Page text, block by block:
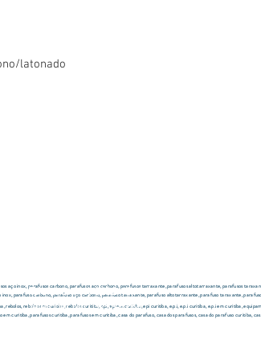
latonado
rebolos em curitiba, rebolos curitiba, epi, epi em curitiba, epi curitiba, e.p.i, e.p.i curitiba, e.p.i em curitiba,
parafusos curitiba, parafusos em curitiba, casa do parafuso, casa dos parafusos, casa do parafuso curitiba,
aço inox, parafusos carbono, parafusos aço carbono, parafusos tarraxante, parafusos altotarraxante, parafusos
parafuso carbono, parafuso aço carbono, parafuso tarraxante, parafuso altotarraxante, parafuso taraxante,
Telefone: (41) 3202-4311
Telefone: (41) 3253-5268